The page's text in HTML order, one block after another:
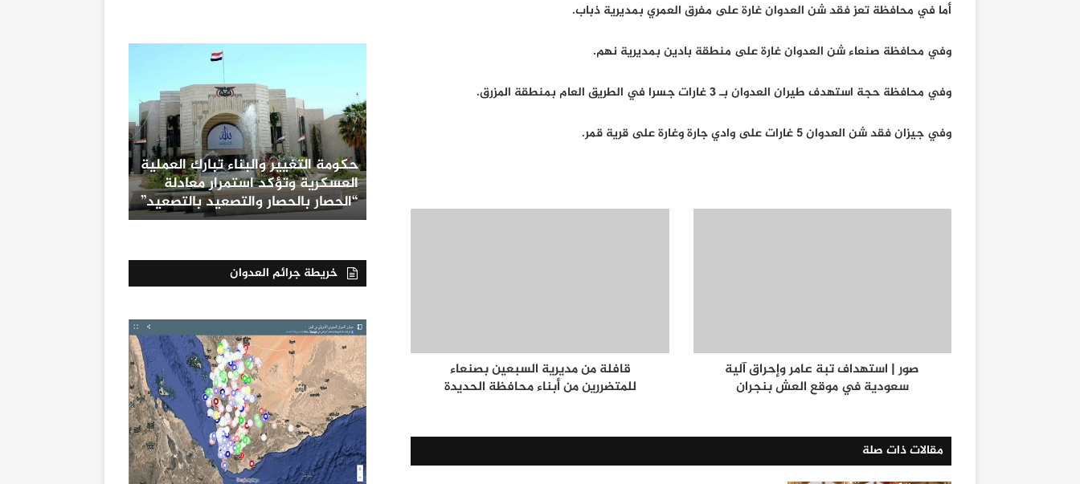
أما في محافظة تعز فقد شن العدوان غارة على مفرق العمري بمديرية ذباب.
وفي محافظة صنعاء شن العدوان غارة على منطقة بادين بمديرية نهم.
وفي محافظة حجة استهدف طيران العدوان بـ 3 غارات جسرا في الطريق العام بمنطقة المزرق.
وفي جيزان فقد شن العدوان 5 غارات على وادي جارة وغارة على قرية قمر.
صور | استهداف تبة عامر وإحراق آلية
سعودية في موقع العش بنجران
قافلة من مديرية السبعين بصنعاء
للمتضررين من أبناء محافظة الحديدة
مقالات ذات صلة
حكومة التغيير والبناء تبارك العملية
العسكرية وتؤكد استمرار معادلة
“الحصار بالحصار والتصعيد بالتصعيد”
خريطة جرائم العدوان